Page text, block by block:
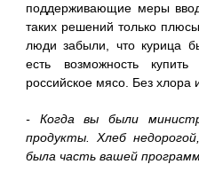
поддерживающие меры
таких решений только
люди забыли, что курица
есть возможность купить
российское мясо. Без хлора
- Когда вы были
продукты. Хлеб
была часть вашей